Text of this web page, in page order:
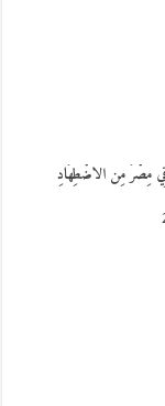
مِصْرَ مِن الاضْطِهَادِ